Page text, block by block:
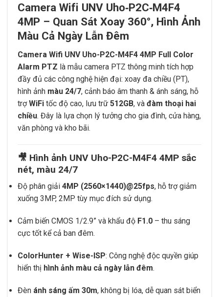
Camera Wifi UNV Uho‑P2C‑M4F4
4MP – Quan Sát Xoay 360°, Hình Ảnh
Màu Cả Ngày Lẫn Đêm
Camera Wifi UNV Uho-P2C-M4F4 4MP Full Color
Alarm PTZ là mẫu camera PTZ thông minh tích hợp
đầy đủ các công nghệ hiện đại: xoay đa chiều (PT),
hình ảnh màu 24/7, cảnh báo âm thanh & ánh sáng, hỗ
trợWiFi tốc độ cao, lưu trữ 512GB, và đàm thoại hai
chiều. Đây là lựa chọn lý tưởng cho gia đình, cửa hàng,
văn phòng và kho bãi.
🎥 Hình ảnh UNV Uho-P2C-M4F4 4MP sắc
nét, màu 24/7
Độ phân giải 4MP (2560×1440)@25fps, hỗ trợ giảm
xuống 3MP, 2MP tùy mục đích sử dụng.
Cảm biến CMOS 1/2.9” và khẩu độ F1.0 – thu sáng
cực tốt kể cả ban đêm.
ColorHunter + Wise-ISP: Công nghệ độc quyền giúp
hiển thị hình ảnh màu cả ngày lẫn đêm.
Đèn ánh sáng ấm 30m, không bị lóa, dễ quan sát biển